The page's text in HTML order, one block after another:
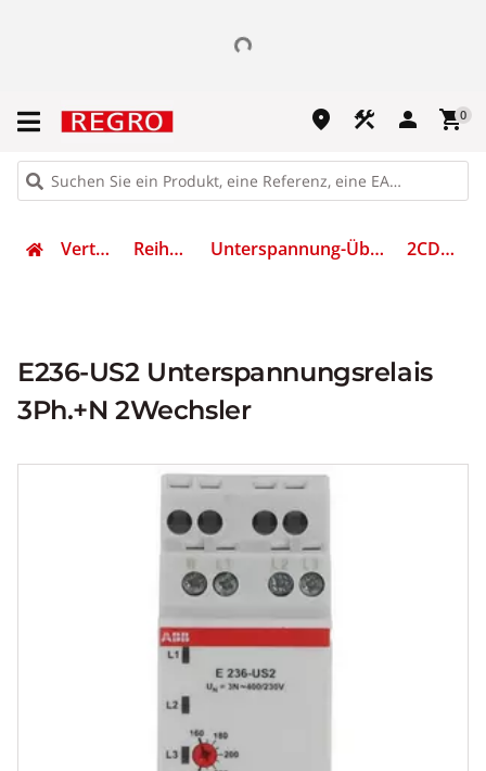
place construction person shopping_cart0
Verteilen & Sichern Reiheneinbaugeräte Unterspannung-Überwachungsrelais für Reiheneinbau 2CDE165010R2001
E236-US2 Unterspannungsrelais
3Ph.+N 2Wechsler